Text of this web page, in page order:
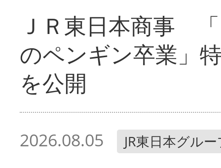
ＪＲ東日本商事
のペンギン卒業」
を公開
2026.08.05 JR東日本グル